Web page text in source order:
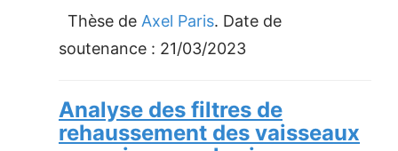
Thèse de Axel Paris. Date de
soutenance : 21/03/2023
Analyse des filtres de
rehaussement des vaisseaux